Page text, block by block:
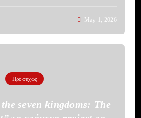
May 1, 2026
Προσεχώς
seven kingdoms: The